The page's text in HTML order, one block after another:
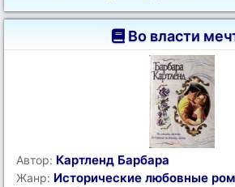
Во власти
Автор: Картленд Барбара
Жанр: Исторические любовные